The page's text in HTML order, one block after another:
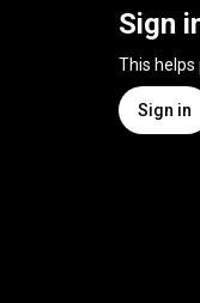
Sign
This
Sign in